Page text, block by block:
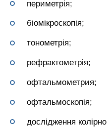
периметрія;
біомікроскопія;
тонометрія;
рефрактометрія;
офтальмометрия;
офтальмоскопія;
дослідження